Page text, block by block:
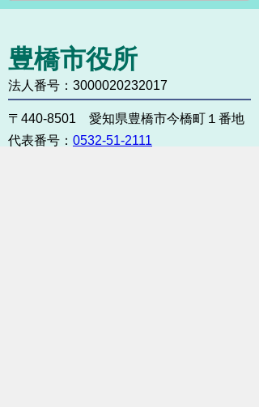
豊橋市役所
法人番号：3000020232017
〒440-8501 愛知県豊橋市今橋町１番地
代表番号： 0532-51-2111